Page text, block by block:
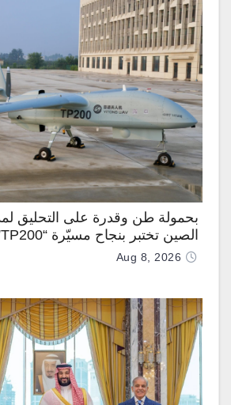
الصين تختبر بنجاح مسيّرة “TP200”
Aug 8, 2026